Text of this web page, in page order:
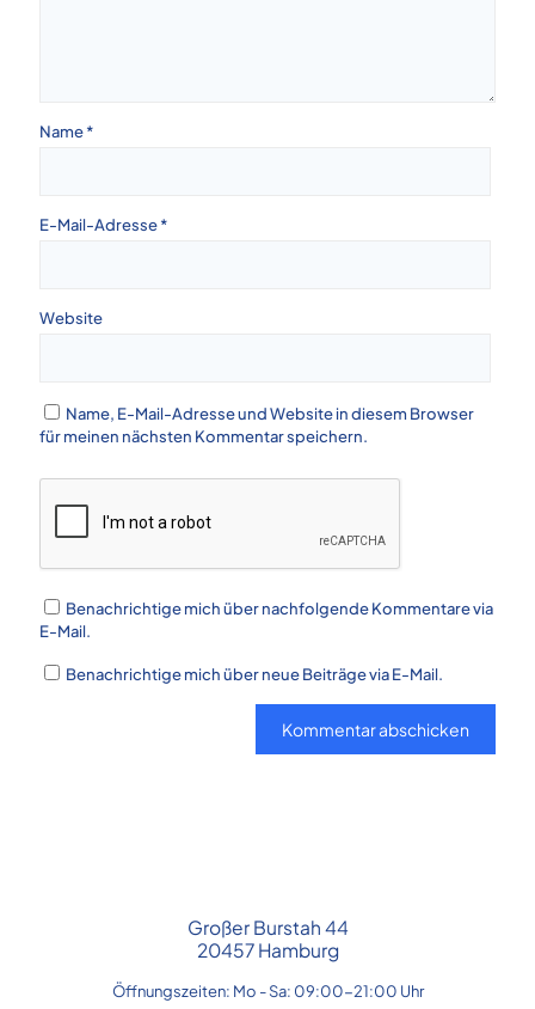
Name*
E-Mail-Adresse*
Website
Name, E-Mail-Adresse und Website in diesem Browser
für meinen nächsten Kommentar speichern.
Benachrichtige mich über nachfolgende Kommentare via
E-Mail.
Benachrichtige mich über neue Beiträge via E-Mail.
Großer Burstah 44
20457 Hamburg
Öffnungszeiten: Mo - Sa: 09:00-21:00 Uhr